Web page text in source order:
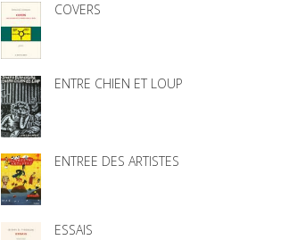
COVERS
ENTRE CHIEN ET LOUP
ENTREE DES ARTISTES
ESSAIS